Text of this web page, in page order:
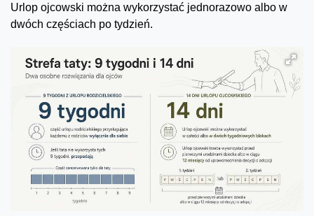
Urlop ojcowski można wykorzystać jednorazowo albo w
dwóch częściach po tydzień.